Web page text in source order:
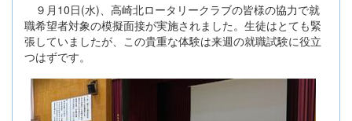
９月10日(水)、高崎北ロータリークラブの皆様の協力で就
職希望者対象の模擬面接が実施されました。生徒はとても緊
張していましたが、この貴重な体験は来週の就職試験に役立
つはずです。